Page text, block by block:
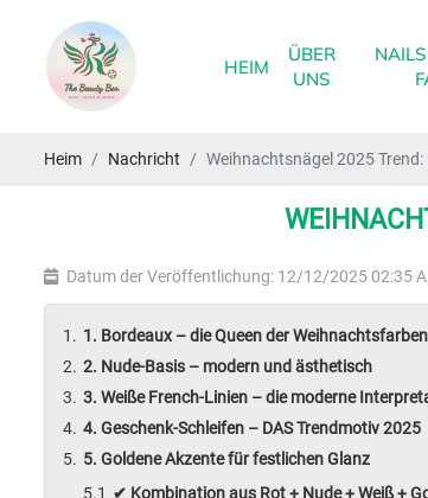
HEIM
ÜBER
UNS
Heim Nachricht Weihnachtsnägel 2025
Datum der Veröffentlichung: 12/12/2025 02:35
1. Bordeaux – die Queen der Weihnachtsfarben
2. Nude-Basis – modern und ästhetisch
3. Weiße French-Linien – die moderne
4. Geschenk-Schleifen – DAS Trendmotiv 2025
5. Goldene Akzente für festlichen Glanz
✔ Kombination aus Rot + Nude + Weiß +